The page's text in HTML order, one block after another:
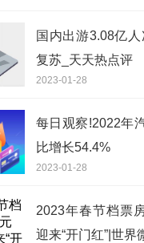
国内出游3.08亿
复苏_天天热点评
2023-01-28
每日观察!2022年
比增长54.4%
2023-01-28
2023年春节档票
迎来“开门红”|世界